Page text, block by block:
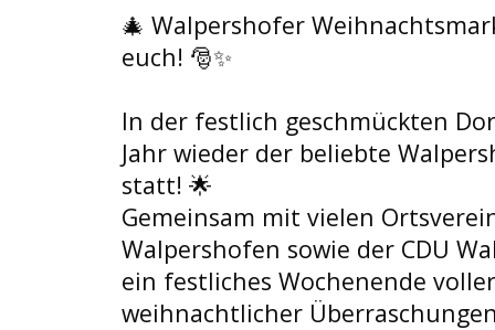
🎄 Walpershofer
euch! 🎅✨
In der festlich geschmückten
Jahr wieder der beliebte
statt! 🌟
Gemeinsam mit vielen
Walpershofen sowie der CDU
ein festliches Wochenende
weihnachtlicher